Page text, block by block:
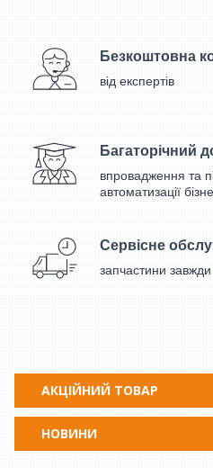
Безкоштовна
від експертів
Багаторічний
впровадження та
автоматизації
Сервісне
запчастини завжди
АКЦІЙНИЙ ТОВАР
НОВИНИ